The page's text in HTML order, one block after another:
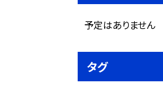
予定はありません
タグ